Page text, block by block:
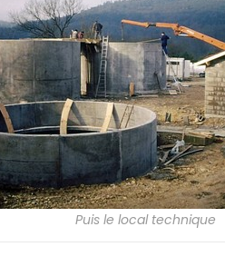
Puis le local technique